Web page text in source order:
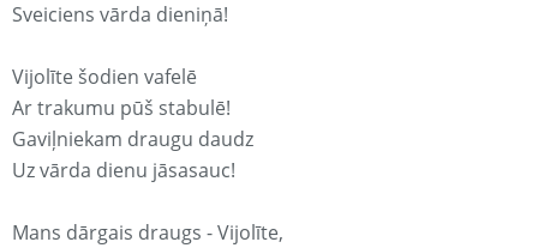
Sveiciens vārda dieniņā!
Vijolīte šodien vafelē
Ar trakumu pūš stabulē!
Gaviļniekam draugu daudz
Uz vārda dienu jāsasauc!
Mans dārgais draugs - Vijolīte,